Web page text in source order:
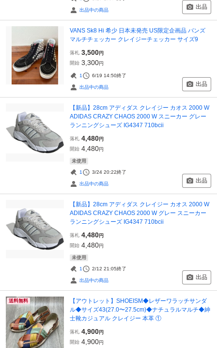
出品中の商品 出品
VANS Sk8 Hi 希少 日本未発売 US限定企画品 バンズ
マルチチェッカー クレイジーチェッカー サイズ9
落札 3,500円
開始 3,300円
1 6/19 14:50終了
出品中の商品 出品
【新品】28cm アディダス クレイジー カオス 2000 W
ADIDAS CRAZY CHAOS 2000 W スニーカー グレー
ランニングシューズ IG4347 710bcii
落札 4,480円
開始 4,480円
未使用
1 3/24 20:22終了
出品中の商品 出品
【新品】28cm アディダス クレイジー カオス 2000 W
ADIDAS CRAZY CHAOS 2000 W グレー スニーカー
ランニングシューズ IG4347 710bcii
落札 4,480円
開始 4,480円
未使用
1 2/12 21:05終了
出品中の商品 出品
送料無料
【アウトレット】SHOEISM◆レザーワラッチサンダ
ル◆サイズ43(27.0〜27.5cm)◆ナチュラルマルチ◆紳
士靴カジュアル クレイジー 本革 ①
落札 4,900円
開始 4,900円